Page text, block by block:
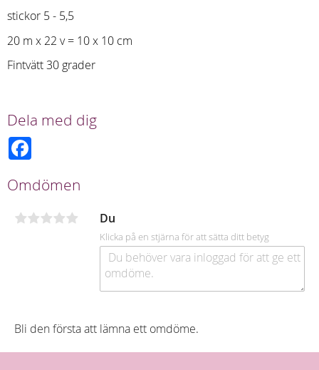
stickor 5 - 5,5
20 m x 22 v = 10 x 10 cm
Fintvätt 30 grader
Dela med dig
b
o
k
Omdömen
Du
Klicka på en stjärna för att sätta ditt betyg
Bli den första att lämna ett omdöme.